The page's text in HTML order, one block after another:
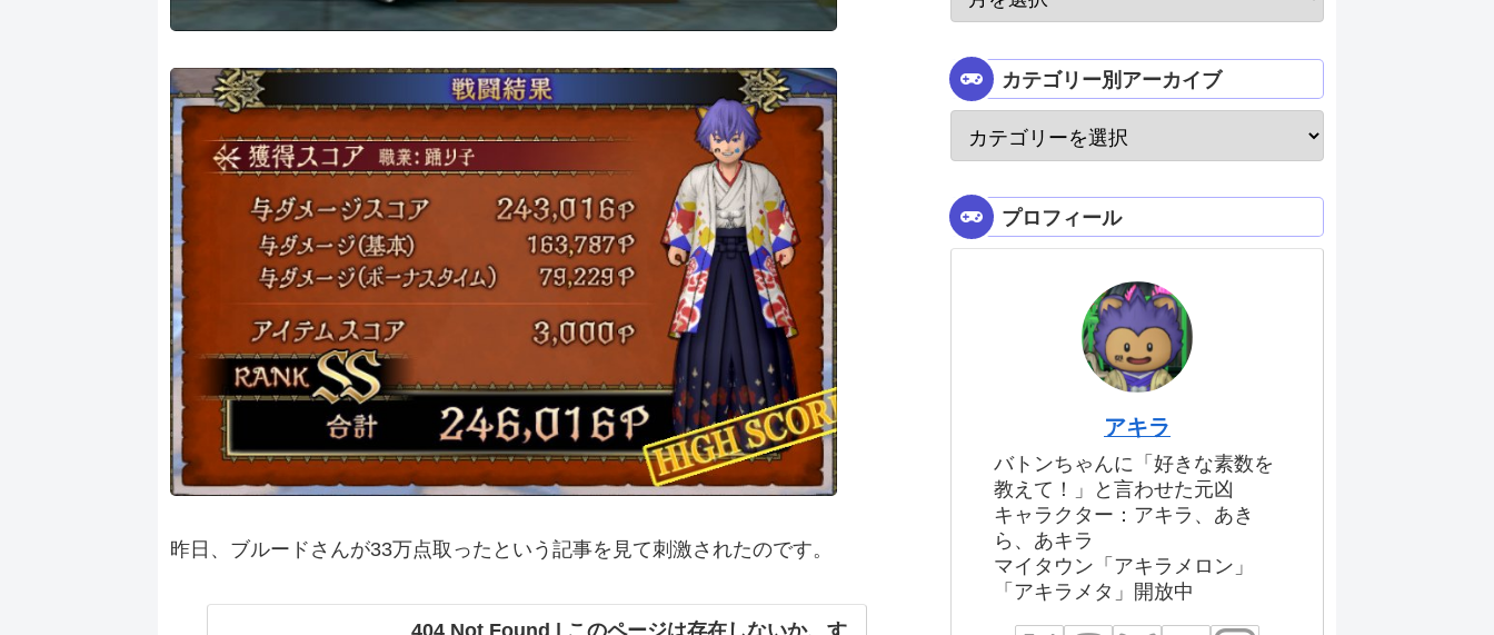
昨日、ブルードさんが33万点取ったという記事を見て刺激されたのです。
カテゴリー別アーカイブ
プロフィール
アキラ
バトンちゃんに「好きな素数を
教えて！」と言わせた元凶
キャラクター：アキラ、あき
ら、あキラ
マイタウン「アキラメロン」
「アキラメタ」開放中